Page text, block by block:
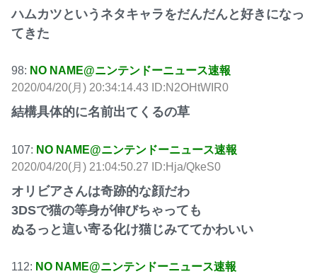
ハムカツというネタキャラをだんだんと好きになっ
てきた
98: NO NAME@ニンテンドーニュース速報
2020/04/20(月) 20:34:14.43 ID:N2OHtWIR0
結構具体的に名前出てくるの草
107: NO NAME@ニンテンドーニュース速報
2020/04/20(月) 21:04:50.27 ID:Hja/QkeS0
オリビアさんは奇跡的な顔だわ
3DSで猫の等身が伸びちゃっても
ぬるっと這い寄る化け猫じみててかわいい
112: NO NAME@ニンテンドーニュース速報